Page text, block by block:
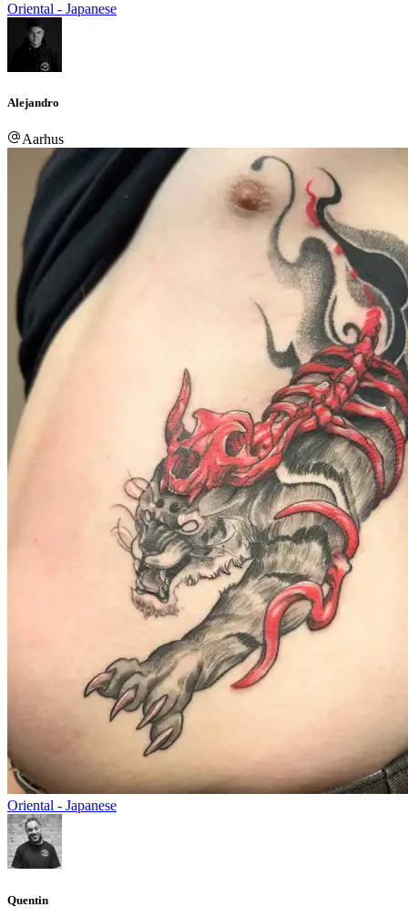
Oriental - Japanese
Alejandro
Aarhus
Oriental - Japanese
Quentin